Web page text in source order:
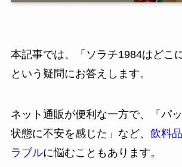
本記事では、「ソラチ1984はどこ
という疑問にお答えします。
ネット通販が便利な一方で、「パ
状態に不安を感じた」など、 飲料
ラブルに悩むこともあります。